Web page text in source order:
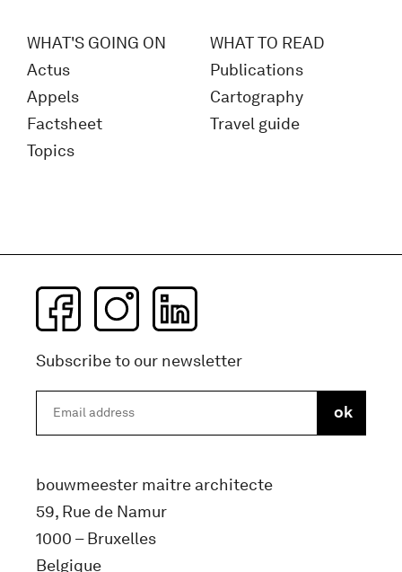
WHAT'S GOING ON
Actus
Appels
Factsheet
Topics
WHAT TO READ
Publications
Cartography
Travel guide
Subscribe to our newsletter
bouwmeester maitre architecte
59, Rue de Namur
1000 – Bruxelles
Belgique